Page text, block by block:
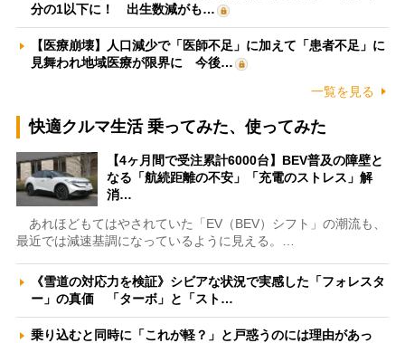
分の1以下に！ 出生数減がも…
【医療崩壊】人口減少で「医師不足」に加えて「患者不足」に
見舞われ地域医療が限界に 今後…
一覧を見る
快適クルマ生活 乗ってみた、使ってみた
【4ヶ月間で受注累計6000台】BEV普及の障壁と
なる「航続距離の不安」「充電のストレス」解
消…
あれほどもてはやされていた「EV（BEV）シフト」の潮流も、
最近では減速基調になっているように見える。…
《雪道の対応力を検証》シビアな状況で実感した「フォレスタ
ー」の真価 「ターボ」と「スト…
乗り込むと同時に「これが軽？」と戸惑うのには理由があっ